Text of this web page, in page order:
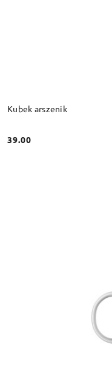
Kubek arszenik
Cena:
39.00